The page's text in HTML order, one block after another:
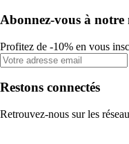
Abonnez-vous à notre
Profitez de -10% en vous
Restons connectés
Retrouvez-nous sur les